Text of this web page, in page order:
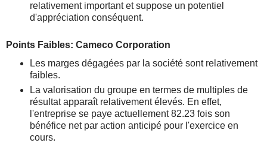
relativement important et suppose un potentiel
d'appréciation conséquent.
Points Faibles: Cameco Corporation
Les marges dégagées par la société sont relativement
faibles.
La valorisation du groupe en termes de multiples de
résultat apparaît relativement élevés. En effet,
l'entreprise se paye actuellement 82.23 fois son
bénéfice net par action anticipé pour l'exercice en
cours.